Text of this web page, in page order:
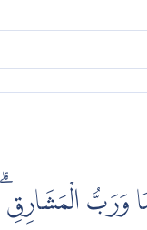
وَرَبُّ الْمَشَارِقِ